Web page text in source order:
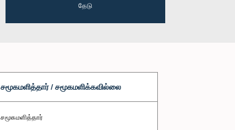
தேடு
சமூகமளித்தார் / சமூகமளிக்கவில்லை
சமூகமளித்தார்